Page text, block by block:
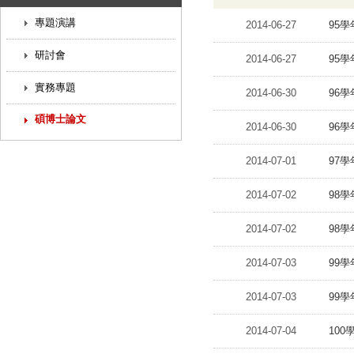
專題演講
研討會
實務專題
碩博士論文
2014-06-27 95學
2014-06-27 95學
2014-06-30 96學
2014-06-30 96學
2014-07-01 97學
2014-07-02 98學
2014-07-02 98學
2014-07-03 99學
2014-07-03 99學
2014-07-04 100